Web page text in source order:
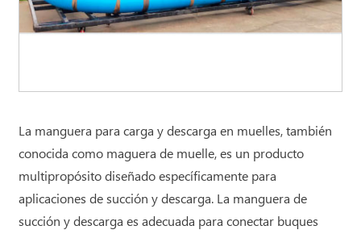
La manguera para carga y descarga en muelles, también
conocida como maguera de muelle, es un producto
multipropósito diseñado específicamente para
aplicaciones de succión y descarga. La manguera de
succión y descarga es adecuada para conectar buques